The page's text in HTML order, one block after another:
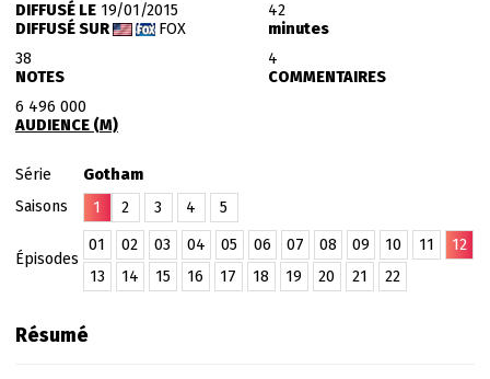
DIFFUSÉ LE19/01/2015
DIFFUSÉ SUR
FOX
42
minutes
38
NOTES
4
COMMENTAIRES
6 496 000
AUDIENCE (M)
Série
Gotham
Saisons
1 2 3 4 5
Épisodes
01 02 03 04 05 06 07 08 09 10 11
12
13
14 15 16 17 18 19 20 21 22
Résumé